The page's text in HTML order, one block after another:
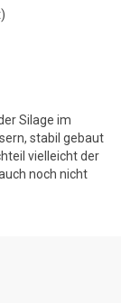
Silage im
stabil gebaut
vielleicht der
noch nicht